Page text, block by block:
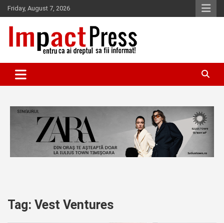
Skip
to
content
Friday, August 7, 2026
IMPACTPRESS
Tag: Vest Ventures